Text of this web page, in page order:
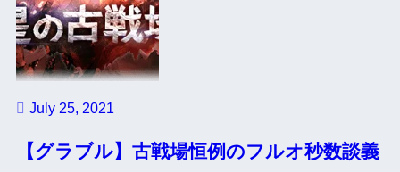
July 25, 2021
【グラブル】古戦場恒例のフルオ秒数談義